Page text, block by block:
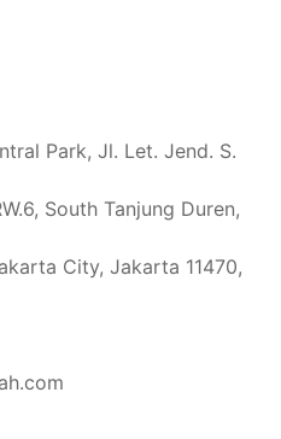
Park, Jl. Let. Jend. S.
South Tanjung Duren,
City, Jakarta 11470,